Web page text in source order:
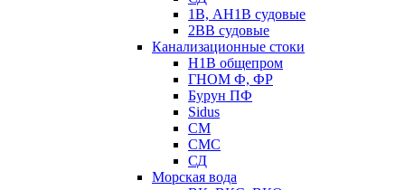
1В, АН1В судовые
2ВВ судовые
Канализационные стоки
Н1В общепром
ГНОМ Ф, ФР
Бурун ПФ
Sidus
СМ
СМС
СД
Морская вода